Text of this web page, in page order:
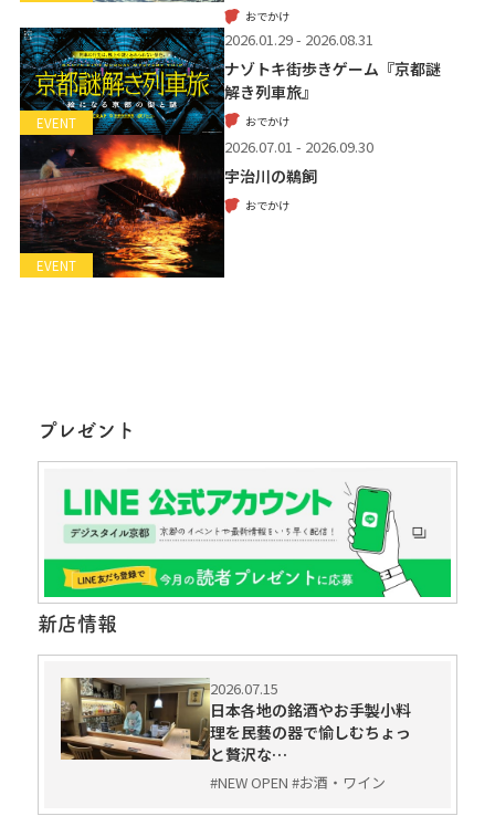
おでかけ
EVENT
2026.01.29 - 2026.08.31
ナゾトキ街歩きゲーム『京都謎
解き列車旅』
おでかけ
EVENT
2026.07.01 - 2026.09.30
宇治川の鵜飼
おでかけ
プレゼント
新店情報
2026.07.15
日本各地の銘酒やお手製小料
理を民藝の器で愉しむちょっ
と贅沢な…
#NEW OPEN #お酒・ワイン